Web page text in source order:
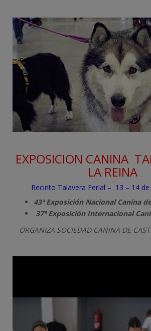
EXPOSICION CANINA
LA REINA
Recinto Talavera Ferial – 13 – 14
43ª Exposición Nacional Canina
37ª Exposición Internacional
ORGANIZA SOCIEDAD CANINA DE